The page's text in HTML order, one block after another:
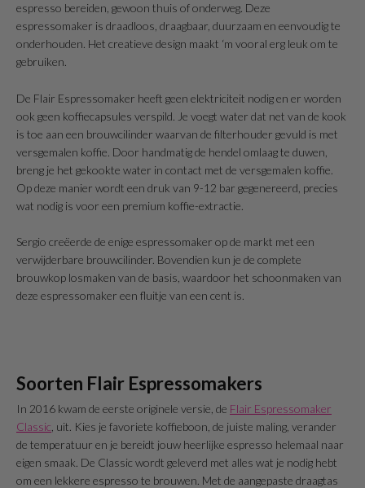
espresso bereiden, gewoon thuis of onderweg. Deze
espressomaker is draadloos, draagbaar, duurzaam en eenvoudig te
onderhouden. Het creatieve design maakt ‘m vooral erg leuk om te
gebruiken.
De Flair Espressomaker heeft geen elektriciteit nodig en er worden
ook geen koffiecapsules verspild. Je voegt water dat net van de kook
is toe aan een brouwcilinder waarvan de filterhouder gevuld is met
versgemalen koffie. Door handmatig de hendel omlaag te duwen,
breng je het gekookte water in contact met de versgemalen koffie.
Op deze manier wordt een druk van 9-12 bar gegenereerd, precies
wat nodig is voor een premium koffie-extractie.
Sergio creëerde de enige espressomaker op de markt met een
verwijderbare brouwcilinder. Bovendien kun je de complete
brouwkop losmaken van de basis, waardoor het schoonmaken van
deze espressomaker een fluitje van een cent is.
Soorten Flair Espressomakers
In 2016 kwam de eerste originele versie, de Flair Espressomaker
Classic , uit. Kies je favoriete koffieboon, de juiste maling, verander
de temperatuur en je bereidt jouw heerlijke espresso helemaal naar
eigen smaak. De Classic wordt geleverd met alles wat je nodig hebt
om een lekkere espresso te brouwen. Met de aangepaste draagtas